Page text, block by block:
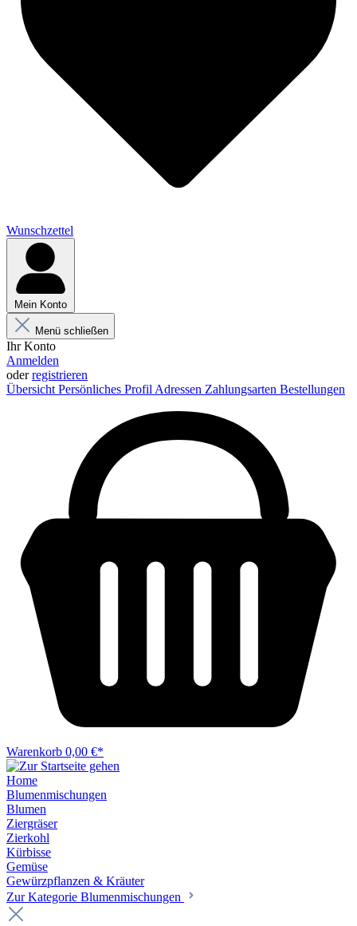
Wunschzettel
Mein Konto
Menü schließen
Ihr Konto
Anmelden
oderregistrieren
Übersicht Persönliches Profil Adressen Zahlungsarten Bestellungen
Warenkorb 0,00 €*
Home
Blumenmischungen
Blumen
Ziergräser
Zierkohl
Kürbisse
Gemüse
Gewürzpflanzen & Kräuter
Zur Kategorie Blumenmischungen